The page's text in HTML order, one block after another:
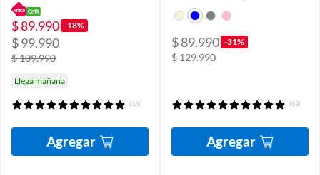
$ 89.990 -18%
$ 99.990
$ 109.990
Llega mañana
(16)
Agregar
$ 89.990 -31%
$ 129.990
(63)
Agregar